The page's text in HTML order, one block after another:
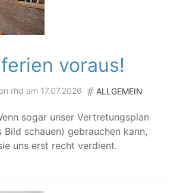
voraus!
rhd am 17.07.2026 ALLGEMEIN
sogar unser Ver­tre­tungs­plan
Bild schau­en) gebrau­chen kann,
uns erst recht verdient.